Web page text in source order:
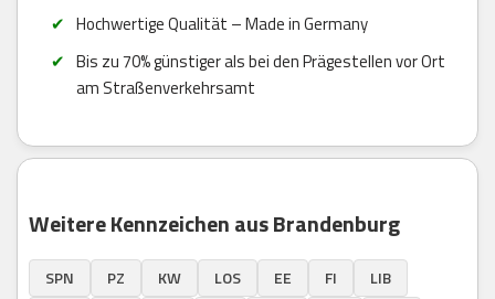
Hochwertige Qualität – Made in Germany
Bis zu 70% günstiger als bei den Prägestellen vor Ort
am Straßenverkehrsamt
Weitere Kennzeichen aus Brandenburg
SPN PZ KW LOS EE FI
LIB